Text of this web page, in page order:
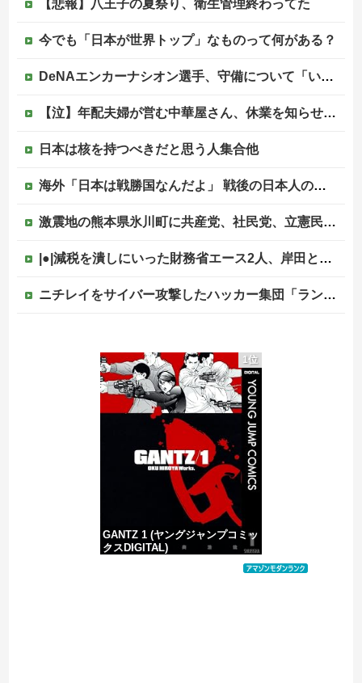
【悲報】八王子の夏祭り、衛生管理終わってた
今でも「日本が世界トップ」なものって何がある？
DeNAエンカーナシオン選手、守備について「いくら得点しても、エラーを重ねれば逆転されてしまう。そういう意味から自分にとっては、打撃よりも守備の方が大事」
【泣】年配夫婦が営む中華屋さん、休業を知らせる貼り紙に応援コメントが続々と
日本は核を持つべきだと思う人集合他
海外「日本は戦勝国なんだよ」 戦後の日本人の特別な生き様に各国から称賛の声
激震地の熊本県氷川町に共産党、社民党、立憲民政党等の左派の救援は影すら見えず。住民苦言
|●|減税を潰しにいった財務省エース2人、岸田と菅の後ろ盾があるから地位は安泰だと信じていたら……
ニチレイをサイバー攻撃したハッカー集団「ランサムウェア」 個人情報など20万件以上をダークウェブ上に公開か
「無縁ビジネス」が急拡大…自治体から遺体1000体超を引き取る業者も
スニーカーを万引きした中国籍の女の言い訳がヤバい #移民 #外国人 #ニュース
避難所に土足でズカズカと入ってきて勝手に動画や写真を撮影したメディア取材陣、挙句の果てに要求してきたのは……
1位
GANTZ 1 (ヤングジャンプコミッ
クスDIGITAL)
価格：¥617